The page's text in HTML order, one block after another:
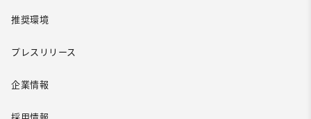
推奨環境
プレスリリース
企業情報